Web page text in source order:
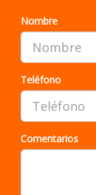
Nombre
Teléfono
Comentarios